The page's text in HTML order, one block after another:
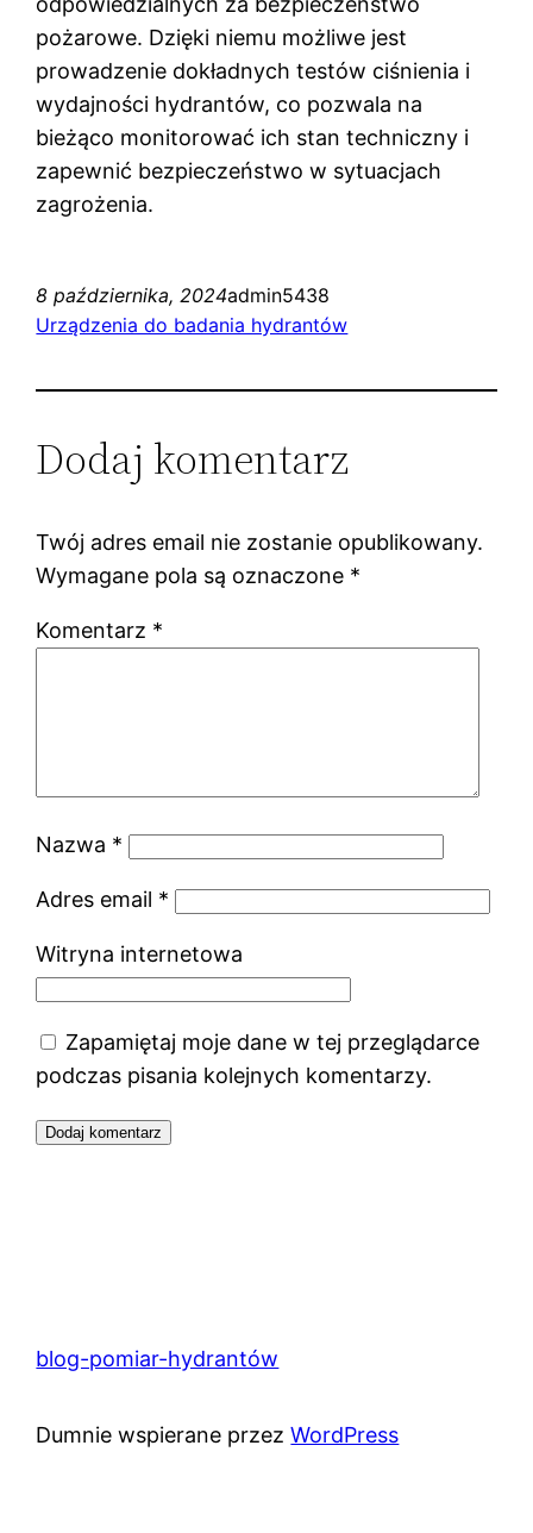
pożarowe. Dzięki niemu możliwe jest
prowadzenie dokładnych testów ciśnienia i
wydajności hydrantów, co pozwala na
bieżąco monitorować ich stan techniczny i
zapewnić bezpieczeństwo w sytuacjach
zagrożenia.
8 października, 2024admin5438
Urządzenia do badania hydrantów
Dodaj komentarz
Twój adres email nie zostanie opublikowany.
Wymagane pola są oznaczone *
Komentarz *
Nazwa *
Adres email *
Witryna internetowa
Zapamiętaj moje dane w tej przeglądarce
podczas pisania kolejnych komentarzy.
blog-pomiar-hydrantów
Dumnie wspierane przezWordPress